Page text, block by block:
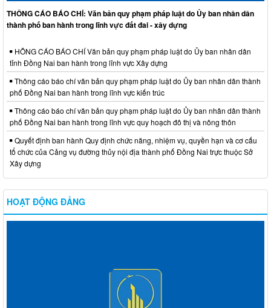
THÔNG CÁO BÁO CHÍ: Văn bản quy phạm pháp luật do Ủy ban nhân dân
thành phố ban hành trong lĩnh vực đất đai - xây dựng
HÔNG CÁO BÁO CHÍ Văn bản quy phạm pháp luật do Ủy ban nhân dân
tỉnh Đồng Nai ban hành trong lĩnh vực Xây dựng
Thông cáo báo chí văn bản quy phạm pháp luật do Ủy ban nhân dân thành
phố Đồng Nai ban hành trong lĩnh vực kiến trúc
Thông cáo báo chí văn bản quy phạm pháp luật do Ủy ban nhân dân thành
phố Đồng Nai ban hành trong lĩnh vực quy hoạch đô thị và nông thôn
Quyết định ban hành Quy định chức năng, nhiệm vụ, quyền hạn và cơ cấu
tổ chức của Cảng vụ đường thủy nội địa thành phố Đồng Nai trực thuộc Sở
Xây dựng
HOẠT ĐỘNG ĐẢNG